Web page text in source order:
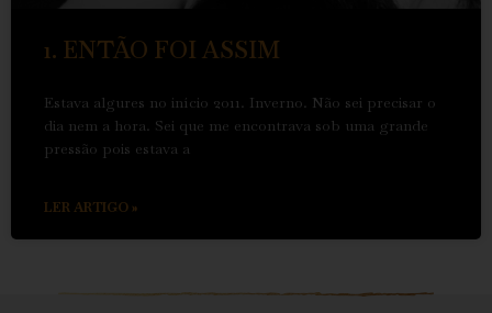
1. ENTÃO FOI ASSIM
Estava algures no início 2011. Inverno. Não sei precisar o
dia nem a hora. Sei que me encontrava sob uma grande
pressão pois estava a
LER ARTIGO »